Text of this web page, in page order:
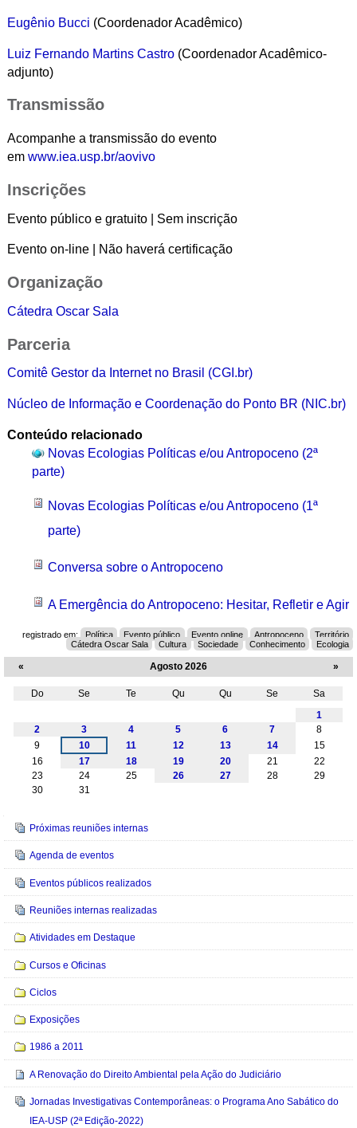
Eugênio Bucci (Coordenador Acadêmico)
Luiz Fernando Martins Castro(Coordenador Acadêmico-
adjunto)
Transmissão
Acompanhe a transmissão do evento
em www.iea.usp.br/aovivo
Inscrições
Evento público e gratuito | Sem inscrição
Evento on-line | Não haverá certificação
Organização
Cátedra Oscar Sala
Parceria
Comitê Gestor da Internet no Brasil (CGI.br)
Núcleo de Informação e Coordenação do Ponto BR (NIC.br)
Conteúdo relacionado
Novas Ecologias Políticas e/ou Antropoceno (2ª
parte)
Novas Ecologias Políticas e/ou Antropoceno (1ª
parte)
Conversa sobre o Antropoceno
A Emergência do Antropoceno: Hesitar, Refletir e Agir
registrado em: Política Evento público Evento online Antropoceno
Território
Cátedra Oscar Sala
Cultura Sociedade Conhecimento Ecologia
« Agosto 2026 »
Do Se Te Qu Qu Se
Sa
1
2
3 4 5 6 7
8
9
10 11 12 13 14
15
16
17 18 19 20 21
22
23
24 25 26 27 28
29
30
31
Navegação
Próximas reuniões internas
Agenda de eventos
Eventos públicos realizados
Reuniões internas realizadas
Atividades em Destaque
Cursos e Oficinas
Ciclos
Exposições
1986 a 2011
A Renovação do Direito Ambiental pela Ação do Judiciário
Jornadas Investigativas Contemporâneas: o Programa Ano Sabático do
IEA-USP (2ª Edição-2022)